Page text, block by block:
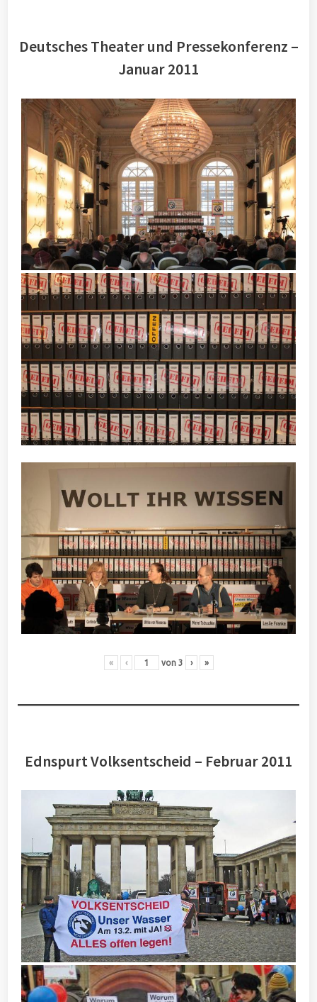
Deutsches Theater und Pressekonferenz –
Januar 2011
« ‹ von 3 › »
Ednspurt Volksentscheid – Februar 2011